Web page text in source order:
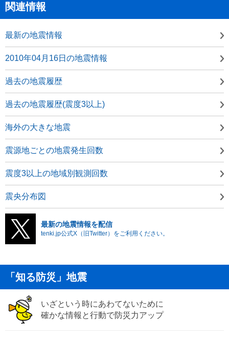
関連情報
最新の地震情報
2010年04月16日の地震情報
過去の地震履歴
過去の地震履歴(震度3以上)
海外の大きな地震
震源地ごとの地震発生回数
震度3以上の地域別観測回数
震央分布図
最新の地震情報を配信
tenki.jp公式X（旧Twitter）をご利用ください。
「知る防災」地震
いざという時にあわてないために
確かな情報と行動で防災力アップ